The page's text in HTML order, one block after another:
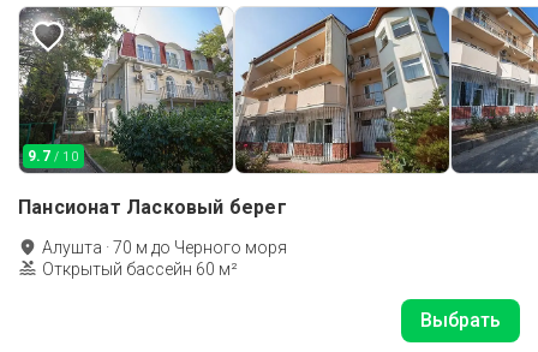
9.7 / 10
Пансионат Ласковый берег
Алушта ·70 м до Черного моря
Открытый бассейн 60 м²
Выбрать